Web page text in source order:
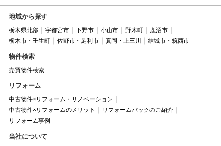
地域から探す
栃木県北部 宇都宮市 下野市 小山市 野木町
鹿沼市
栃木市・壬生町
佐野市・足利市 真岡・上三川 結城市・筑西市
物件検索
売買物件検索
リフォーム
中古物件×リフォーム・リノベーション
中古物件×リフォームのメリット
リフォームパックのご紹介
リフォーム事例
当社について